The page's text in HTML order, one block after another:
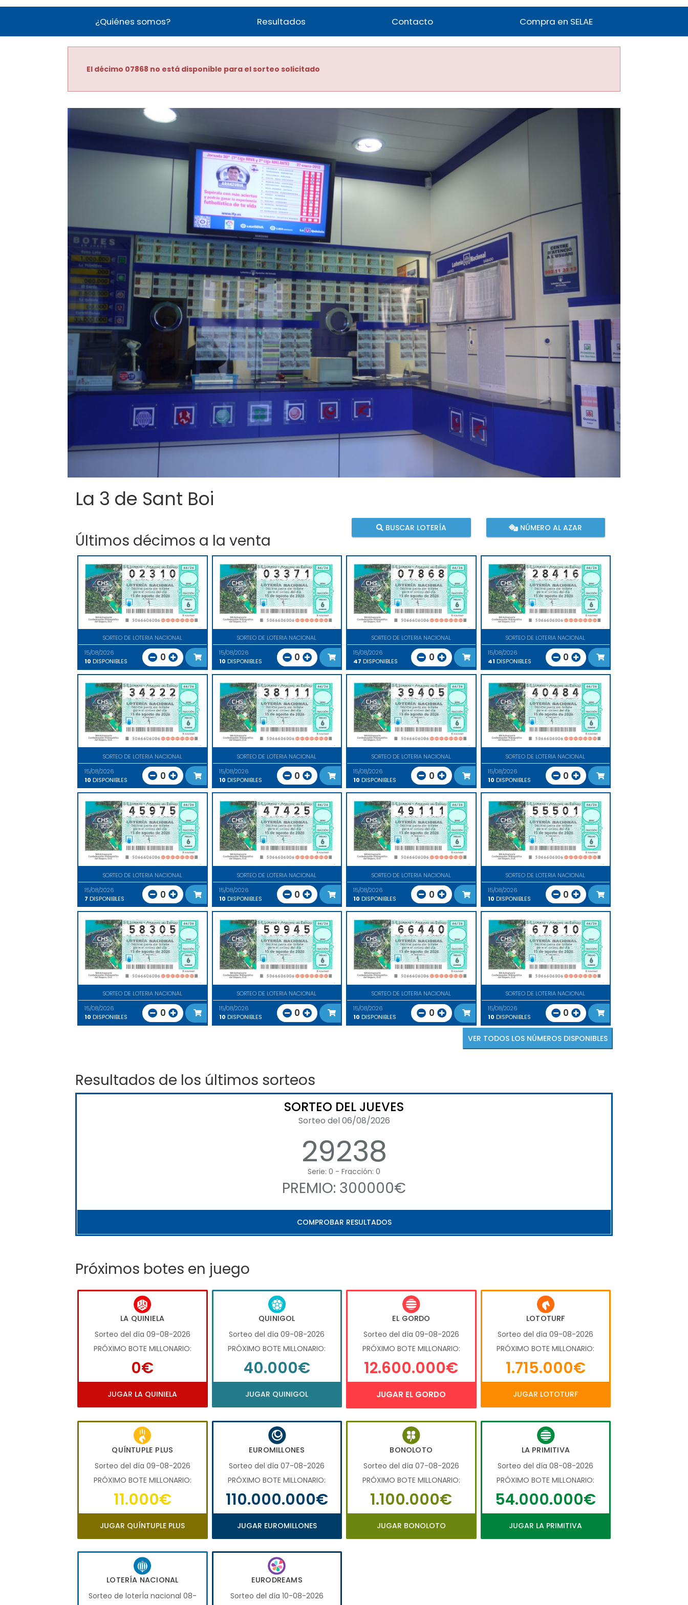
¿Quiénes somos? Resultados Contacto Compra en SELAE
El décimo 07868 no está disponible para el sorteo solicitado
La 3 de Sant Boi
Últimos décimos a la venta
BUSCAR LOTERÍA NÚMERO AL AZAR
SORTEO DE LOTERIA NACIONAL
15/08/2026
10 DISPONIBLES 0
SORTEO DE LOTERIA NACIONAL
15/08/2026
10 DISPONIBLES 0
SORTEO DE LOTERIA NACIONAL
15/08/2026
47 DISPONIBLES 0
SORTEO DE LOTERIA NACIONAL
15/08/2026
41 DISPONIBLES 0
SORTEO DE LOTERIA NACIONAL
15/08/2026
10 DISPONIBLES 0
SORTEO DE LOTERIA NACIONAL
15/08/2026
10 DISPONIBLES 0
SORTEO DE LOTERIA NACIONAL
15/08/2026
10 DISPONIBLES 0
SORTEO DE LOTERIA NACIONAL
15/08/2026
10 DISPONIBLES 0
SORTEO DE LOTERIA NACIONAL
15/08/2026
7 DISPONIBLES 0
SORTEO DE LOTERIA NACIONAL
15/08/2026
10 DISPONIBLES 0
SORTEO DE LOTERIA NACIONAL
15/08/2026
10 DISPONIBLES 0
SORTEO DE LOTERIA NACIONAL
15/08/2026
10 DISPONIBLES 0
SORTEO DE LOTERIA NACIONAL
15/08/2026
10 DISPONIBLES 0
SORTEO DE LOTERIA NACIONAL
15/08/2026
10 DISPONIBLES 0
SORTEO DE LOTERIA NACIONAL
15/08/2026
10 DISPONIBLES 0
SORTEO DE LOTERIA NACIONAL
15/08/2026
10 DISPONIBLES 0
VER TODOS LOS NÚMEROS DISPONIBLES
Resultados de los últimos sorteos
SORTEO DEL JUEVES
Sorteo del 06/08/2026
29238
Serie: 0 - Fracción: 0
PREMIO: 300000€
COMPROBAR RESULTADOS
Próximos botes en juego
LA QUINIELA
Sorteo del día 09-08-2026
PRÓXIMO BOTE MILLONARIO:
0€
JUGAR LA QUINIELA
QUINIGOL
Sorteo del día 09-08-2026
PRÓXIMO BOTE MILLONARIO:
40.000€
JUGAR QUINIGOL
EL GORDO
Sorteo del día 09-08-2026
PRÓXIMO BOTE MILLONARIO:
12.600.000€
JUGAR EL GORDO
LOTOTURF
Sorteo del día 09-08-2026
PRÓXIMO BOTE MILLONARIO:
1.715.000€
JUGAR LOTOTURF
QUÍNTUPLE PLUS
Sorteo del día 09-08-2026
PRÓXIMO BOTE MILLONARIO:
11.000€
JUGAR QUÍNTUPLE PLUS
EUROMILLONES
Sorteo del día 07-08-2026
PRÓXIMO BOTE MILLONARIO:
110.000.000€
JUGAR EUROMILLONES
BONOLOTO
Sorteo del día 07-08-2026
PRÓXIMO BOTE MILLONARIO:
1.100.000€
JUGAR BONOLOTO
LA PRIMITIVA
Sorteo del día 08-08-2026
PRÓXIMO BOTE MILLONARIO:
54.000.000€
JUGAR LA PRIMITIVA
LOTERÍA NACIONAL
Sorteo de loterÍa nacional 08-
EURODREAMS
Sorteo del día 10-08-2026